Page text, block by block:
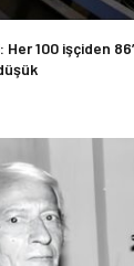
100 işçiden